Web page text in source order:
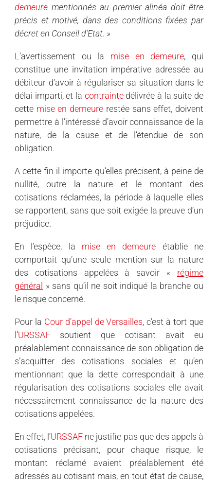
demeure mentionnés au premier alinéa doit être
précis et motivé, dans des conditions fixées par
décret en Conseil d’Etat. »
L’avertissement ou la mise en demeure, qui
constitue une invitation impérative adressée au
débiteur d’avoir à régulariser sa situation dans le
délai imparti, et la contraintedélivrée à la suite de
cette mise en demeure restée sans effet, doivent
permettre à l’intéressé d’avoir connaissance de la
nature, de la cause et de l’étendue de son
obligation.
A cette fin il importe qu’elles précisent, à peine de
nullité, outre la nature et le montant des
cotisations réclamées, la période à laquelle elles
se rapportent, sans que soit exigée la preuve d’un
préjudice.
En l’espèce, la mise en demeure établie ne
comportait qu’une seule mention sur la nature
des cotisations appelées à savoir « régime
général » sans qu’il ne soit indiqué la branche ou
le risque concerné.
Pour la Cour d’appel de Versailles, c’est à tort que
l’URSSAF soutient que cotisant avait eu
préalablement connaissance de son obligation de
s’acquitter des cotisations sociales et qu’en
mentionnant que la dette correspondait à une
régularisation des cotisations sociales elle avait
nécessairement connaissance de la nature des
cotisations appelées.
En effet, l’URSSAF ne justifie pas que des appels à
cotisations précisant, pour chaque risque, le
montant réclamé avaient préalablement été
adressés au cotisant mais, en tout état de cause,